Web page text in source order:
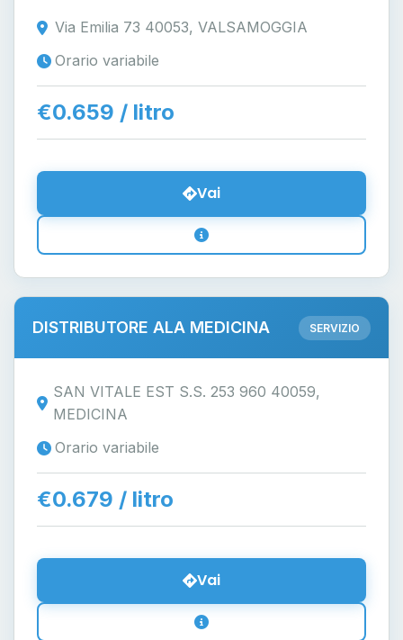
Via Emilia 73 40053, VALSAMOGGIA
Orario variabile
€0.659 / litro
Vai
DISTRIBUTORE ALA MEDICINA SERVIZIO
SAN VITALE EST S.S. 253 960 40059,
MEDICINA
Orario variabile
€0.679 / litro
Vai